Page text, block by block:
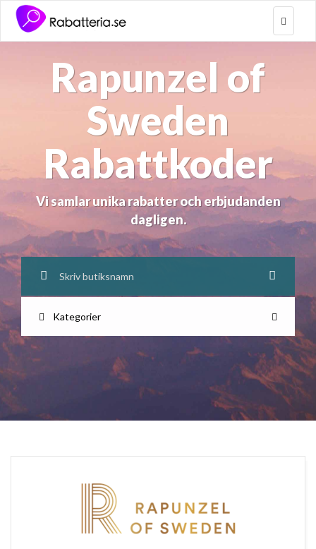
Toggle
Rapunzel of
Sweden
Rabattkoder
Vi samlar unika rabatter och erbjudanden
dagligen.
Kategorier